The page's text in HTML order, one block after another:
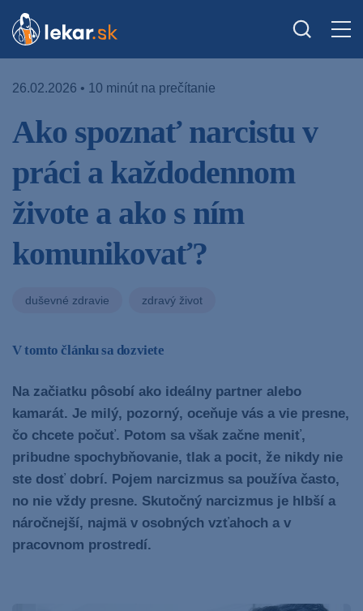
26.02.2026 • 10 minút na prečítanie
Ako spoznať narcistu v
práci a každodennom
živote a ako s ním
komunikovať?
duševné zdravie zdravý život
V tomto článku sa dozviete
Na začiatku pôsobí ako ideálny partner alebo
kamarát. Je milý, pozorný, oceňuje vás a vie presne,
čo chcete počuť. Potom sa však začne meniť,
pribudne spochybňovanie, tlak a pocit, že nikdy nie
ste dosť dobrí. Pojem narcizmus sa používa často,
no nie vždy presne. Skutočný narcizmus je hlbší a
náročnejší, najmä v osobných vzťahoch a v
pracovnom prostredí.